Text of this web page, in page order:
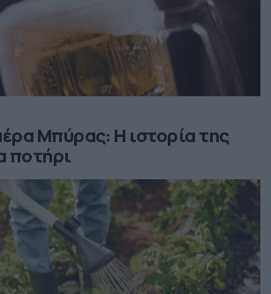
Μπύρας: Η ιστορία της
ποτήρι